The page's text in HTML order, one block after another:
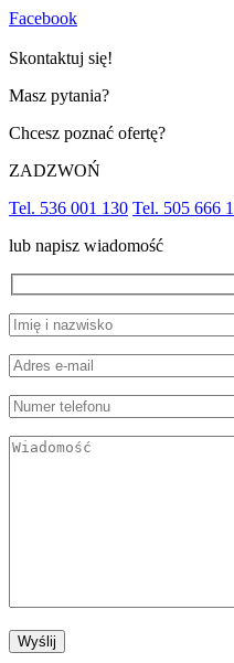
Facebook
Skontaktuj się!
Masz pytania?
Chcesz poznać ofertę?
ZADZWOŃ
Tel. 536 001 130 Tel. 505 666
lub napisz wiadomość